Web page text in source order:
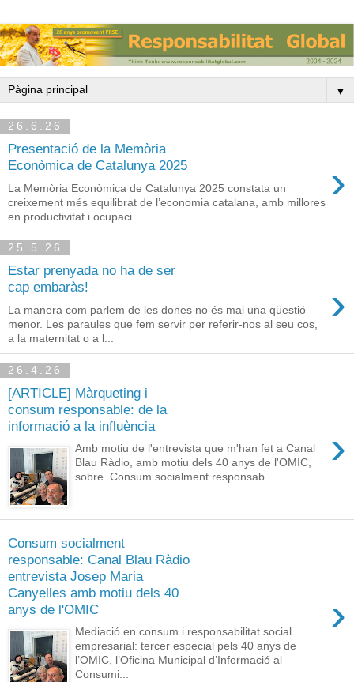
▼
26.6.26
Presentació de la Memòria
Econòmica de Catalunya 2025
›
La Memòria Econòmica de Catalunya 2025 constata un
creixement més equilibrat de l’economia catalana, amb millores
en productivitat i ocupaci...
25.5.26
Estar prenyada no ha de ser
cap embaràs!
›
La manera com parlem de les dones no és mai una qüestió
menor. Les paraules que fem servir per referir-nos al seu cos,
a la maternitat o a l...
26.4.26
[ARTICLE] Màrqueting i
consum responsable: de la
informació a la influència
›
Amb motiu de l'entrevista que m'han fet a Canal
Blau Ràdio, amb motiu dels 40 anys de l'OMIC,
sobre Consum socialment responsab...
Consum socialment
responsable: Canal Blau Ràdio
entrevista Josep Maria
Canyelles amb motiu dels 40
anys de l'OMIC
›
Mediació en consum i responsabilitat social
empresarial: tercer especial pels 40 anys de
l’OMIC, l’Oficina Municipal d’Informació al
Consumi...